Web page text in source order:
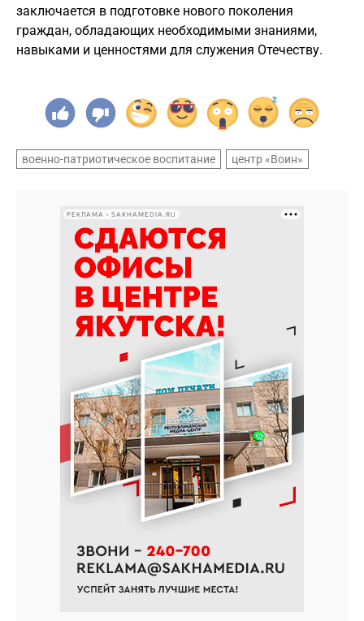
заключается в подготовке нового поколения
граждан, обладающих необходимыми знаниями,
навыками и ценностями для служения Отечеству.
военно-патриотическое воспитание центр «Воин»
РЕКЛАМА • SAKHAMEDIA.RU